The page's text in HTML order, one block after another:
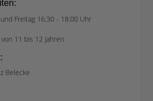
Freitag 16:30 - 18:00 Uhr
11 bis 12 Jahren
Belecke